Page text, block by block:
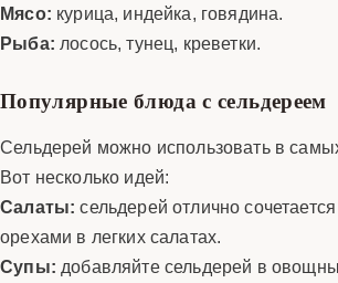
Мясо: курица, индейка, говядина.
Рыба: лосось, тунец, креветки.
Популярные блюда с сельдереем
Сельдерей можно использовать в
Вот несколько идей:
Салаты: сельдерей отлично
орехами в легких салатах.
Супы: добавляйте сельдерей в